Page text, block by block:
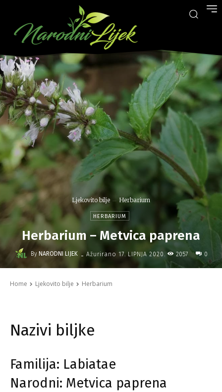
Ljekovito bilje Herbarium
HERBARIUM
Herbarium – Metvica paprena
By NARODNI LIJEK - Ažurirano 17. LIPNJA 2020. 2057 0
Home Ljekovito bilje Herbarium
Nazivi biljke
Familija: Labiatae
Narodni: Metvica paprena